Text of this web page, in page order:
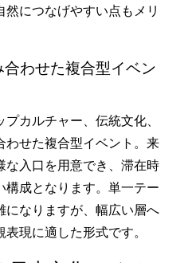
につなげやすい点もメリ
わせた複合型イベン
カルチャー、伝統文化、
わせた複合型イベント。来
な入口を用意でき、滞在時
構成となります。単一テー
になりますが、幅広い層へ
現に適した形式です。